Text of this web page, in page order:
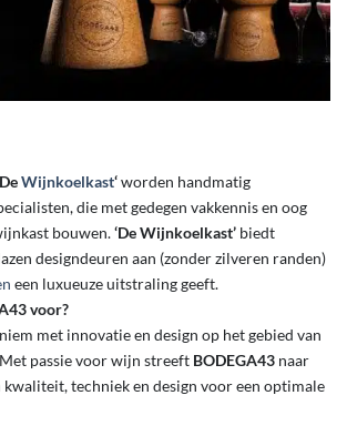
Wijnkoelkast‘worden handmatig
die met gedegen vakkennis en oog
bouwen.‘De Wijnkoelkast’ biedt
designdeuren aan (zonder zilveren randen)
een luxueuze uitstraling geeft.
voor?
met innovatie en design op het gebied van
passie voor wijn streeft BODEGA43 naar
kwaliteit, techniek en design voor een optimale